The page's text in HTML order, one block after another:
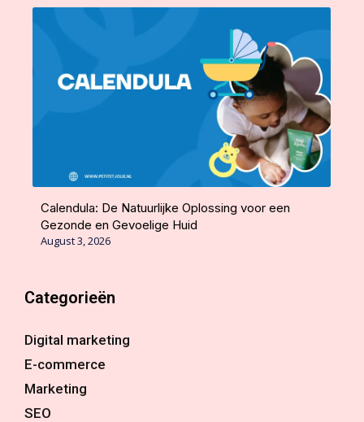
Calendula: De Natuurlijke Oplossing voor een
Gezonde en Gevoelige Huid
August 3, 2026
Categorieën
Digital marketing
E-commerce
Marketing
SEO